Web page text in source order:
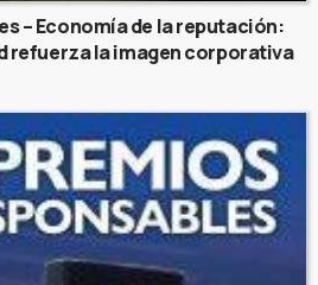
– Economía de la reputación:
refuerza la imagen corporativa